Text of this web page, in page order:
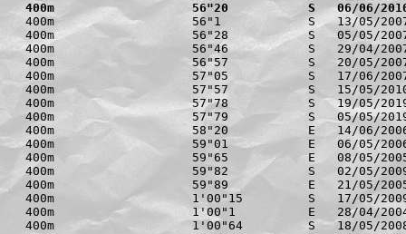
400m                   56"20           S   06/06/2010
400m                   56"1            S   13/05/2007
400m                   56"28           S   05/05/2007
400m                   56"46           S   29/04/2007
400m                   56"57           S   20/05/2007
400m                   57"05           S   17/06/2007
400m                   57"57           S   15/05/2010
400m                   57"78           S   19/05/2019
400m                   57"79           S   05/05/2019
400m                   58"20           E   14/06/2006
400m                   59"01           E   06/05/
400m                   59"65           E   08/05/
400m                   59"82           S   02/05/
400m                   59"89           E   21/05/2005
400m                   1'00"15         S   17/05/2009
400m                   1'00"1          E   28/04/
400m                   1'00"64         S   18/05/